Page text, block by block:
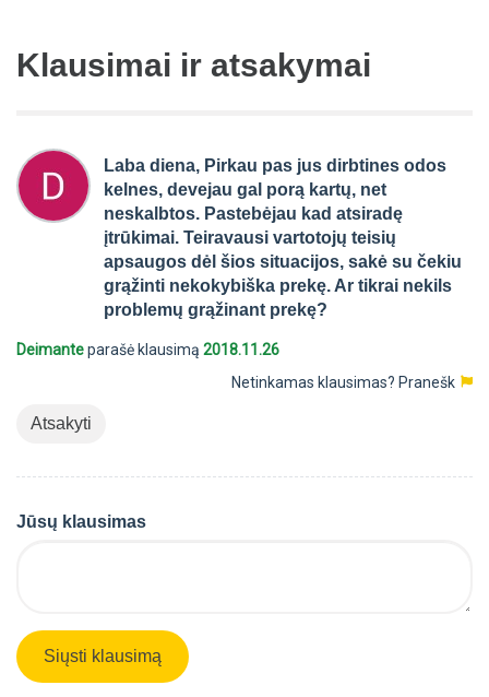
Klausimai ir atsakymai
Laba diena, Pirkau pas jus dirbtines odos
kelnes, devejau gal porą kartų, net
neskalbtos. Pastebėjau kad atsiradę
įtrūkimai. Teiravausi vartotojų teisių
apsaugos dėl šios situacijos, sakė su čekiu
grąžinti nekokybiška prekę. Ar tikrai nekils
problemų grąžinant prekę?
Deimanteparašė klausimą 2018.11.26
Netinkamas klausimas? Pranešk
Atsakyti
Jūsų klausimas